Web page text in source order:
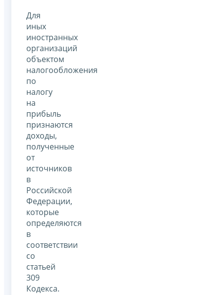
Для
иных
иностранных
организаций
объектом
налогообложения
по
налогу
на
прибыль
признаются
доходы,
полученные
от
источников
в
Российской
Федерации,
которые
определяются
в
соответствии
со
статьей
309
Кодекса.